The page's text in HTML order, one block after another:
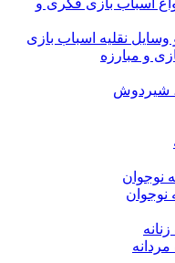
اسباب بازی فکری و
نقلیه اسباب بازی
و مبارزه
شیردوش
نوجوان
مردانه